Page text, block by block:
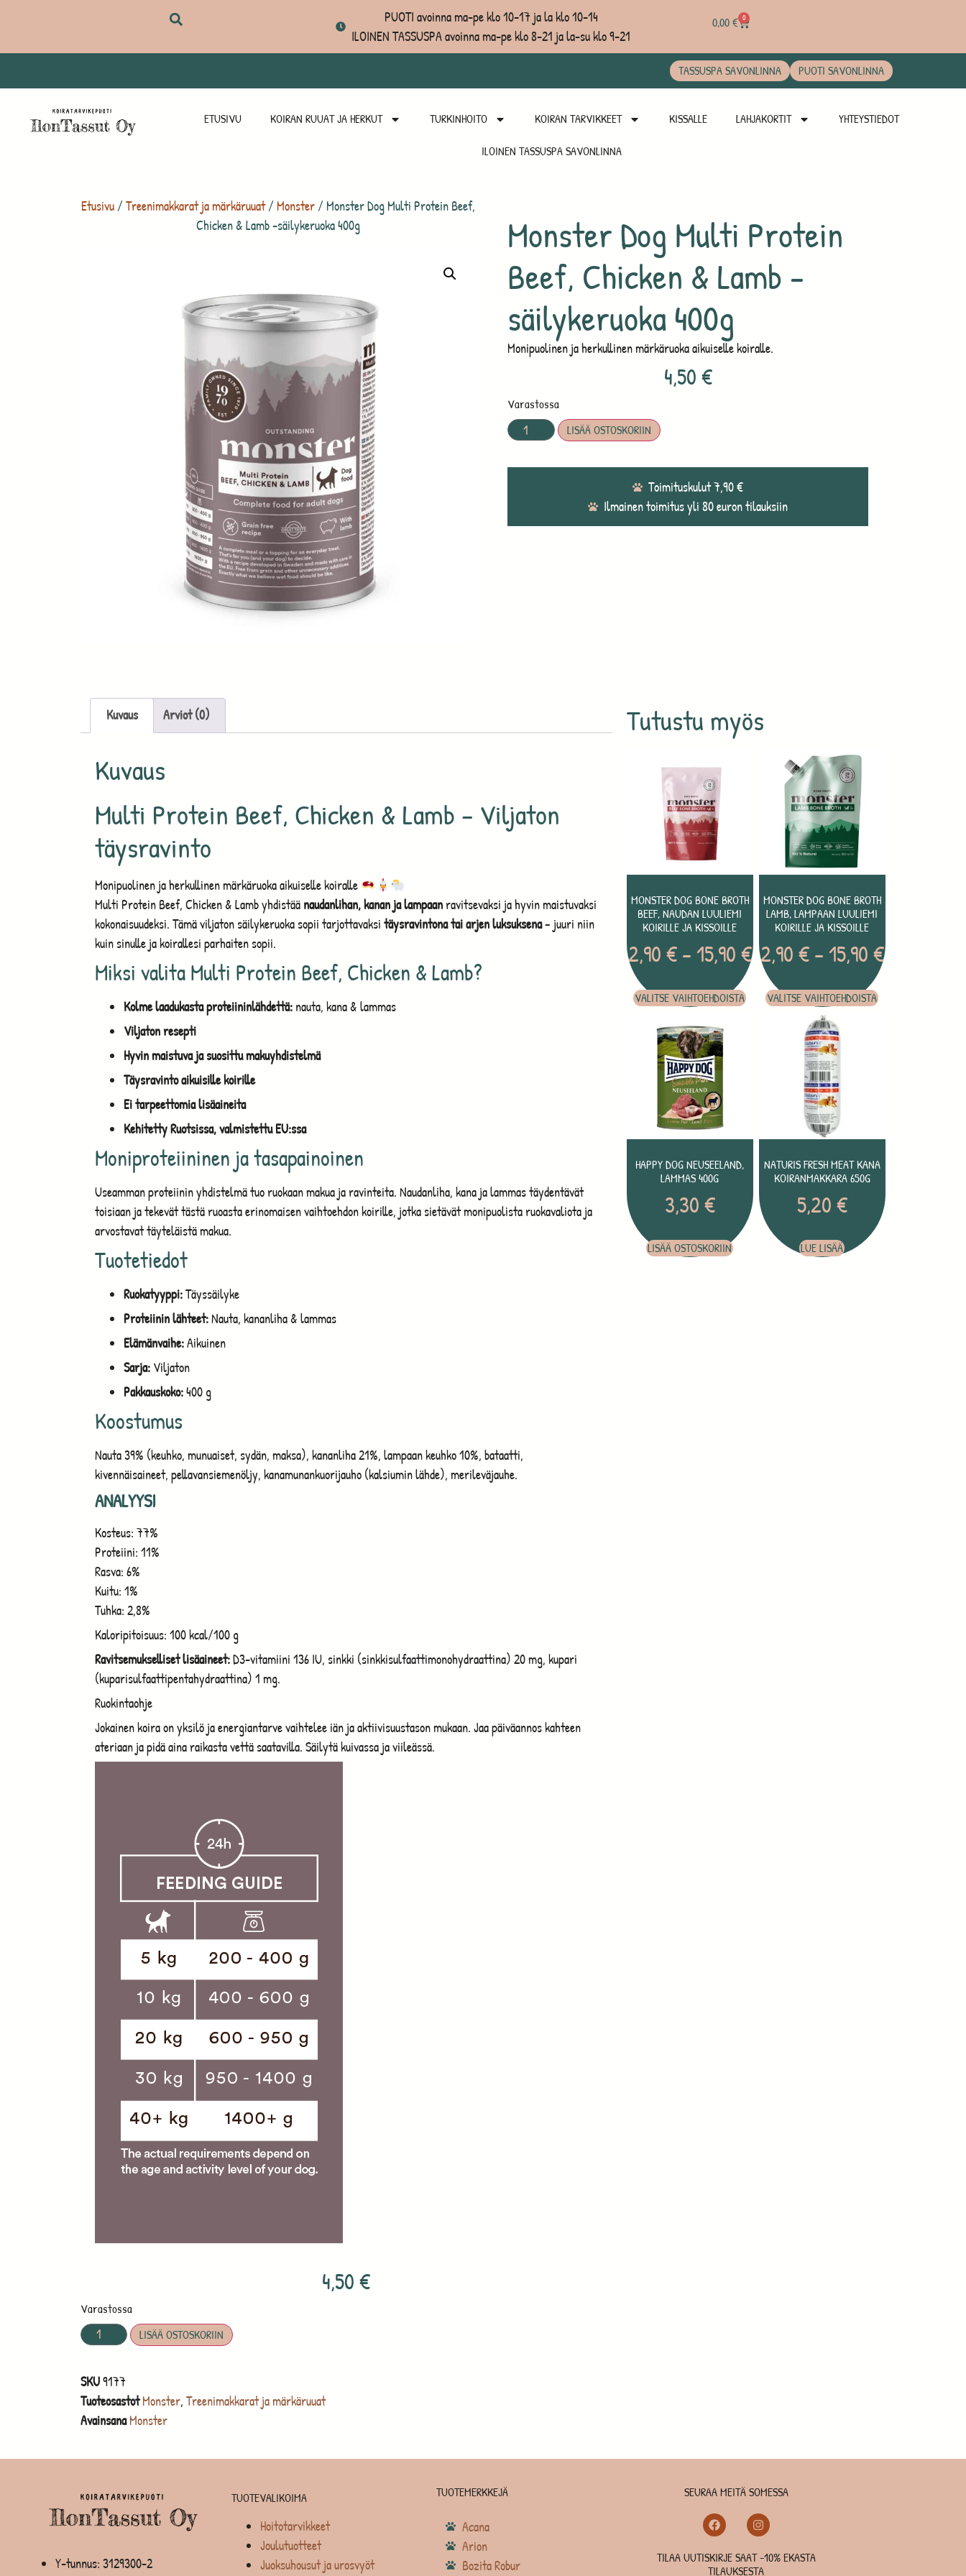
PUOTI avoinna ma-pe klo 10-17 ja la klo 10-14
ILOINEN TASSUSPA avoinna ma-pe klo 8-21 ja la-su klo 9-21
0,00€ 0
TASSUSPA SAVONLINNA PUOTI SAVONLINNA
ETUSIVU KOIRAN RUUAT JA HERKUT TURKINHOITO KOIRAN TARVIKKEET KISSALLE LAHJAKORTIT YHTEYSTIEDOT
ILOINEN TASSUSPA SAVONLINNA
Etusivu/Treenimakkarat ja märkäruuat/ Monster/ Monster Dog Multi Protein Beef,
Chicken & Lamb -säilykeruoka 400g
Monster Dog Multi Protein
Beef, Chicken & Lamb -
säilykeruoka 400g
Monipuolinen ja herkullinen märkäruoka aikuiselle koiralle.
4,50€
Varastossa
LISÄÄ OSTOSKORIIN
Toimituskulut 7,90 €
Ilmainen toimitus yli 80 euron tilauksiin
Tutustu myös
MONSTER DOG BONE BROTH
BEEF, NAUDAN LUULIEMI
KOIRILLE JA KISSOILLE
2,90€– 15,90€
VALITSE VAIHTOEHDOISTA
MONSTER DOG BONE BROTH
LAMB, LAMPAAN LUULIEMI
KOIRILLE JA KISSOILLE
2,90€– 15,90€
VALITSE VAIHTOEHDOISTA
HAPPY DOG NEUSEELAND,
LAMMAS 400G
3,30€
LISÄÄ OSTOSKORIIN
NATURIS FRESH MEAT KANA
KOIRANMAKKARA 650G
5,20€
LUE LISÄÄ
Kuvaus Arviot (0)
Kuvaus
Multi Protein Beef, Chicken & Lamb – Viljaton
täysravinto
Monipuolinen ja herkullinen märkäruoka aikuiselle koiralle
Multi Protein Beef, Chicken & Lamb yhdistää naudanlihan, kanan ja lampaan ravitsevaksi ja hyvin maistuvaksi
kokonaisuudeksi. Tämä viljaton säilykeruoka sopii tarjottavaksi täysravintona tai arjen luksuksena– juuri niin
kuin sinulle ja koirallesi parhaiten sopii.
Miksi valita Multi Protein Beef, Chicken & Lamb?
Kolme laadukasta proteiininlähdettä: nauta, kana & lammas
Viljaton resepti
Hyvin maistuva ja suosittu makuyhdistelmä
Täysravinto aikuisille koirille
Ei tarpeettomia lisäaineita
Kehitetty Ruotsissa, valmistettu EU:ssa
Moniproteiininen ja tasapainoinen
Useamman proteiinin yhdistelmä tuo ruokaan makua ja ravinteita. Naudanliha, kana ja lammas täydentävät
toisiaan ja tekevät tästä ruoasta erinomaisen vaihtoehdon koirille, jotka sietävät monipuolista ruokavaliota ja
arvostavat täyteläistä makua.
Tuotetiedot
Ruokatyyppi:Täyssäilyke
Proteiinin lähteet:Nauta, kananliha & lammas
Elämänvaihe:Aikuinen
Sarja: Viljaton
Pakkauskoko:400 g
Koostumus
Nauta 39% (keuhko, munuaiset, sydän, maksa), kananliha 21%, lampaan keuhko 10%, bataatti,
kivennäisaineet, pellavansiemenöljy, kanamunankuorijauho (kalsiumin lähde), merileväjauhe.
ANALYYSI
Kosteus: 77%
Proteiini: 11%
Rasva: 6%
Kuitu: 1%
Tuhka: 2,8%
Kaloripitoisuus: 100 kcal/100 g
Ravitsemukselliset lisäaineet:D3-vitamiini 136 IU, sinkki (sinkkisulfaattimonohydraattina) 20 mg, kupari
(kuparisulfaattipentahydraattina) 1 mg.
Ruokintaohje
Jokainen koira on yksilö ja energiantarve vaihtelee iän ja aktiivisuustason mukaan. Jaa päiväannos kahteen
ateriaan ja pidä aina raikasta vettä saatavilla. Säilytä kuivassa ja viileässä.
4,50€
Varastossa
LISÄÄ OSTOSKORIIN
SKU9177
Tuoteosastot Monster, Treenimakkarat ja märkäruuat
Avainsana Monster
Y-tunnus: 3129300-2
TUOTEVALIKOIMA
Hoitotarvikkeet
Joulutuotteet
Juoksuhousut ja urosvyöt
TUOTEMERKKEJÄ
Acana
Arion
Bozita Robur
SEURAA MEITÄ SOMESSA
TILAA UUTISKIRJE SAAT -10% EKASTA
TILAUKSESTA